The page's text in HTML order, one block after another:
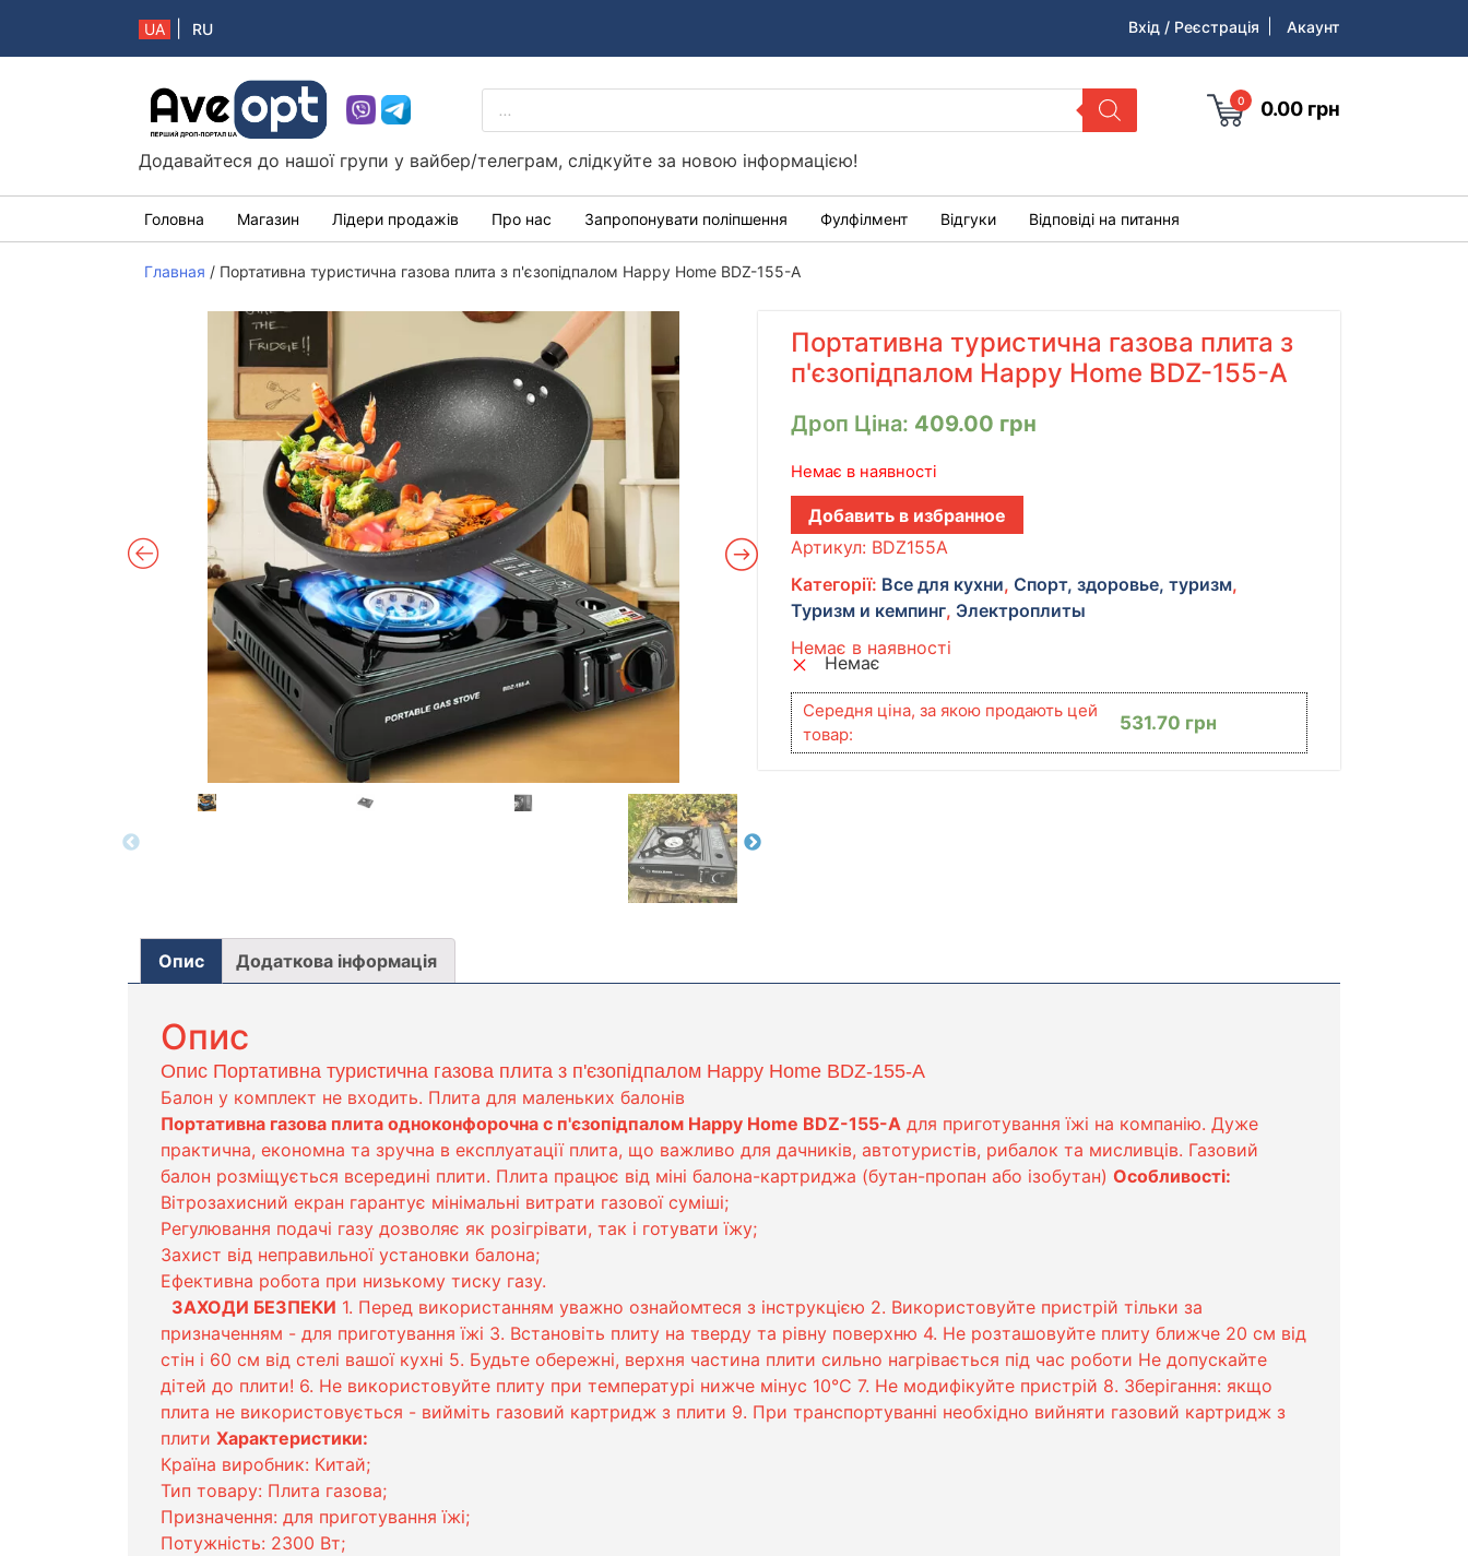
UA RU Вхід / Реєстрація Акаунт
Aveopt – оптова дропшипінг платформа в Україні
PRODUCTS
SEARCH
0 0.00 грн
Додавайтеся до нашої групи у вайбер/телеграм, слідкуйте за новою інформацією!
Головна Магазин Лідери продажів Про нас Запропонувати поліпшення Фулфілмент Відгуки Відповіді на питання
Главная / Портативна туристична газова плита з п'єзопідпалом Happy Home BDZ-155-A
Портативна туристична газова плита з
п'єзопідпалом Happy Home BDZ-155-A
Дроп Ціна: 409.00 грн
Немає в наявності
Добавить в избранное
Артикул: BDZ155A
Категорії: Все для кухни, Спорт, здоровье, туризм,
Туризм и кемпинг, Электроплиты
Немає в наявності
Немає
Середня ціна, за якою продають цей
товар:
531.70 грн
Опис Додаткова інформація
Опис
Опис Портативна туристична газова плита з п'єзопідпалом Happy Home BDZ-155-A
Балон у комплект не входить. Плита для маленьких балонів
Портативна газова плита одноконфорочна c п'єзопідпалом Happy Home BDZ-155-A для приготування їжі на компанію. Дуже
практична, економна та зручна в експлуатації плита, що важливо для дачників, автотуристів, рибалок та мисливців. Газовий
балон розміщується всередині плити. Плита працює від міні балона-картриджа (бутан-пропан або ізобутан) Особливості:
Вітрозахисний екран гарантує мінімальні витрати газової суміші;
Регулювання подачі газу дозволяє як розігрівати, так і готувати їжу;
Захист від неправильної установки балона;
Ефективна робота при низькому тиску газу.
ЗАХОДИ БЕЗПЕКИ 1. Перед використанням уважно ознайомтеся з інструкцією 2. Використовуйте пристрій тільки за
призначенням - для приготування їжі 3. Встановіть плиту на тверду та рівну поверхню 4. Не розташовуйте плиту ближче 20 см від
стін і 60 см від стелі вашої кухні 5. Будьте обережні, верхня частина плити сильно нагрівається під час роботи Не допускайте
дітей до плити! 6. Не використовуйте плиту при температурі нижче мінус 10°С 7. Не модифікуйте пристрій 8. Зберігання: якщо
плита не використовується - вийміть газовий картридж з плити 9. При транспортуванні необхідно вийняти газовий картридж з
плити Характеристики:
Країна виробник: Китай;
Тип товару: Плита газова;
Призначення: для приготування їжі;
Потужність: 2300 Вт;